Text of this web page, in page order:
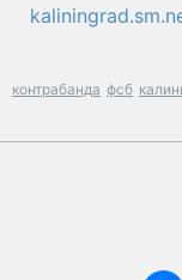
контрабанда фсб